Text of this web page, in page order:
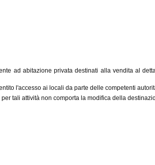
ad abitazione privata destinati alla vendita al
l'accesso ai locali da parte delle competenti
tali attività non comporta la modifica della